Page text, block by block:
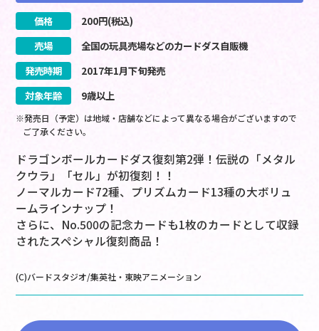
価格 200円(税込)
売場
全国の玩具売場などのカードダス自販機
発売時期
2017年1月下旬発売
対象年齢
9歳以上
※発売日（予定）は地域・店舗などによって異なる場合がございますので
ご了承ください。
ドラゴンボールカードダス復刻第2弾！伝説の「メタル
クウラ」「セル」が初復刻！！
ノーマルカード72種、プリズムカード13種の大ボリュ
ームラインナップ！
さらに、No.500の記念カードも1枚のカードとして収録
されたスペシャル復刻商品！
(C)バードスタジオ/集英社・東映アニメーション